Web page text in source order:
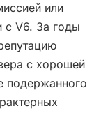
или
с V6. За годы
с хорошей
подержанного